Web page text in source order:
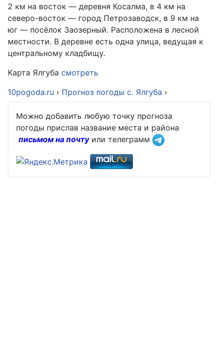
2 км на восток — деревня Косалма, в 4 км на
северо-восток — город Петрозаводск, в 9 км на
юг — посёлок Заозерный. Расположена в лесной
местности. В деревне есть одна улица, ведущая к
центральному кладбищу.
Карта Ялгуба смотреть
10pogoda.ru › Прогноз погоды с. Ялгуба ›
Можно добавить любую точку прогноза
погоды прислав название места и района
письмом на почтуили телеграмм